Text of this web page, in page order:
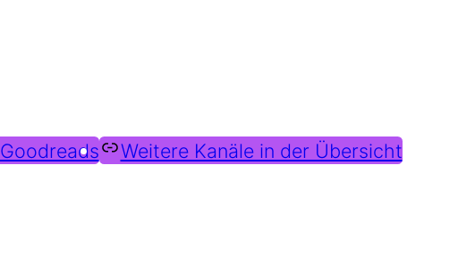
Goodreads Weitere Kanäle in der Übersicht